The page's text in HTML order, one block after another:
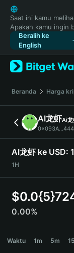
English
日本語
Tiếng Việt
Русский
Español
Türkçe
Français
Deutsch
简体中文
繁體中文
Português
Bahasa Indonesia
ภาษาไทย
हिन्दी
Español
Português (Brasil)
Saat ini kamu
Apakah kamu ingin
Beralih ke
English
Beranda Harga
AI龙虾Ai龙
AI龙虾 ke USD:
1H
$
0.00%
Waktu 1m 5m